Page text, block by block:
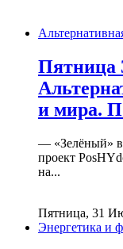
Пятница
и мира.
— «Зелёный»
проект
на...
Пятница, 31
Энергетика и